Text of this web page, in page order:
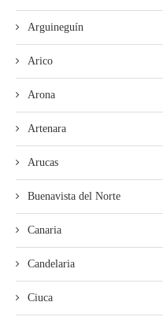
Arguineguín
Arico
Arona
Artenara
Arucas
Buenavista del Norte
Canaria
Candelaria
Ciuca